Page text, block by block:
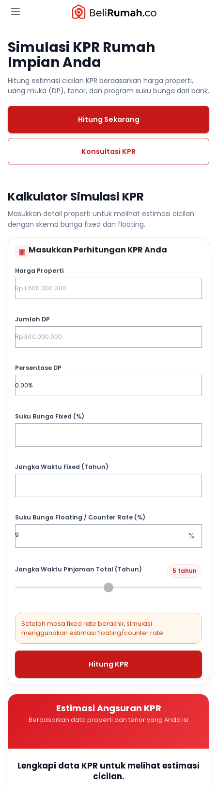
Simulasi KPR Rumah
Impian Anda
Hitung estimasi cicilan KPR berdasarkan harga properti,
uang muka (DP), tenor, dan program suku bunga dari bank.
Hitung Sekarang
Konsultasi KPR
Kalkulator Simulasi KPR
Masukkan detail properti untuk melihat estimasi cicilan
dengan skema bunga fixed dan floating.
▦ Masukkan Perhitungan KPR Anda
Harga Properti
Jumlah DP
Persentase DP
Suku Bunga Fixed (%)
Jangka Waktu Fixed (Tahun)
Suku Bunga Floating / Counter Rate (%)
%
Jangka Waktu Pinjaman Total (Tahun) 5 tahun
Setelah masa fixed rate berakhir, simulasi
menggunakan estimasi floating/counter rate.
Hitung KPR
Estimasi Angsuran KPR
Berdasarkan data properti dan tenor yang Anda isi
Lengkapi data KPR untuk melihat estimasi
cicilan.